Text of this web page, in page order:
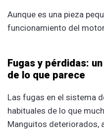
Aunque es una pieza
funcionamiento del
Fugas y pérdidas:
de lo que parece
Las fugas en el sistema
habituales de lo que
Manguitos deteriorados,